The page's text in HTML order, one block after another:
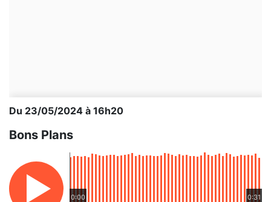
Du 23/05/2024 à 16h20
Bons Plans
0:00 0:31